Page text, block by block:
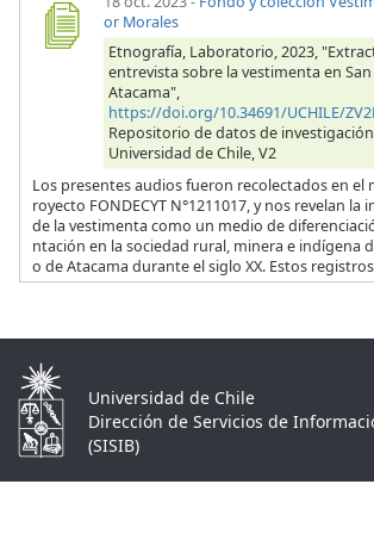
or Morales
Etnografía, Laboratorio, 2023,
entrevista sobre la vestimenta en
Atacama",
https://doi.org/10.34691/UCHILE/
Repositorio de datos de
Universidad de Chile, V2
Los presentes audios fueron recolectados en el
royecto FONDECYT N°1211017, y nos revelan la
de la vestimenta como un medio de
ntación en la sociedad rural, minera e indígena
o de Atacama durante el siglo XX. Estos
Universidad de Chile
Dirección de Servicios de
(SISIB)